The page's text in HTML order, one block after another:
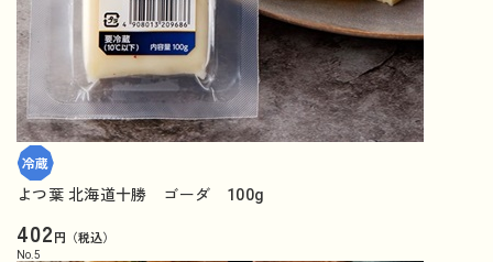
よつ葉 北海道十勝 ゴーダ 100g
402円（税込）
No. 5